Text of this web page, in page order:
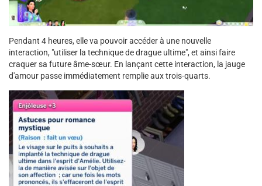
Pendant 4 heures, elle va pouvoir accéder à une nouvelle
interaction, "utiliser la technique de drague ultime", et ainsi faire
craquer sa future âme-sœur. En lançant cette interaction, la jauge
d'amour passe immédiatement remplie aux trois-quarts.